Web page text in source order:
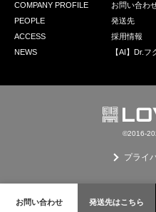
お問い合わせ 発送先はこちら
COMPANY PROFILE
PEOPLE
ACCESS
NEWS
お問い合わ
発送先
採用情報
【AI】Dr.フ
©2016-
プライ